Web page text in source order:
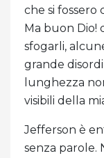
che si
Ma buon
sfogarli,
grande
lunghezza
visibili della
Jefferson è
senza parole.